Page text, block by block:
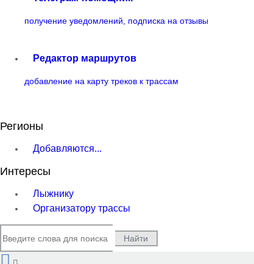
получение уведомлений, подписка на отзывы
Редактор маршрутов
добавление на карту треков к трассам
Регионы
Добавляются...
Интересы
Лыжнику
Организатору трассы
Найти